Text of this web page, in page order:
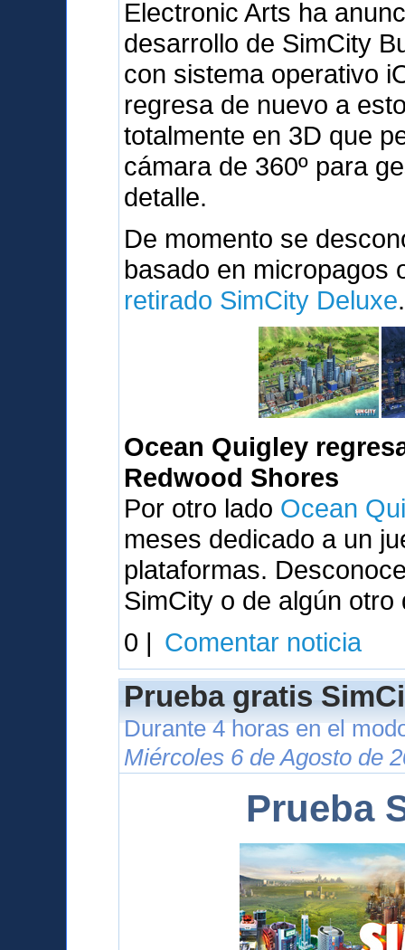
Electronic Arts ha
desarrollo de SimCity
con sistema operativo
regresa de nuevo a
totalmente en 3D que
cámara de 360º para
detalle.
De momento se
basado en micropagos
retirado SimCity Deluxe.
Ocean Quigley
Redwood Shores
Por otro lado Ocean
meses dedicado a un
plataformas.
SimCity o de algún
0 | Comentar noticia
Prueba gratis
Durante 4 horas en el
Miércoles 6 de Agosto de
Prueba